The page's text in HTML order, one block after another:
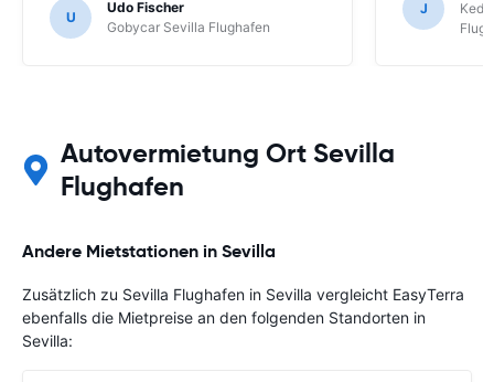
U
Udo Fischer
Gobycar Sevilla Flughafen
J
Autovermietung Ort Sevilla
Flughafen
Andere Mietstationen in Sevilla
Zusätzlich zu Sevilla Flughafen in Sevilla vergleicht EasyTerra
ebenfalls die Mietpreise an den folgenden Standorten in
Sevilla: